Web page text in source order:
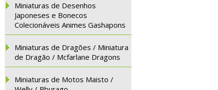
Miniaturas de Desenhos
Japoneses e Bonecos
Colecionáveis Animes Gashapons
Miniaturas de Dragões / Miniatura
de Dragão / Mcfarlane Dragons
Miniaturas de Motos Maisto /